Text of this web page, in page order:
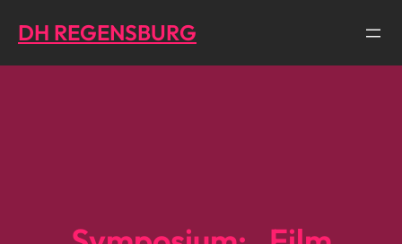
zum
Inhalt
DH REGENSBURG